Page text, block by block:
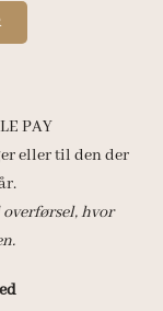
PAY
eller til den der
hvor